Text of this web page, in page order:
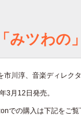
みツわの
市川淳、音楽ディレク
3月12日発売。
での購入は下記をご覧